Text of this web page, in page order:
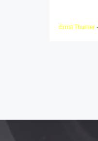
Ernst Thurner -